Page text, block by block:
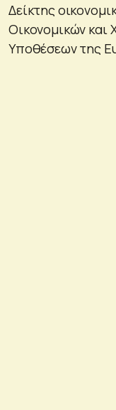
Δείκτης
Οικονομικών και
Υποθέσεων της